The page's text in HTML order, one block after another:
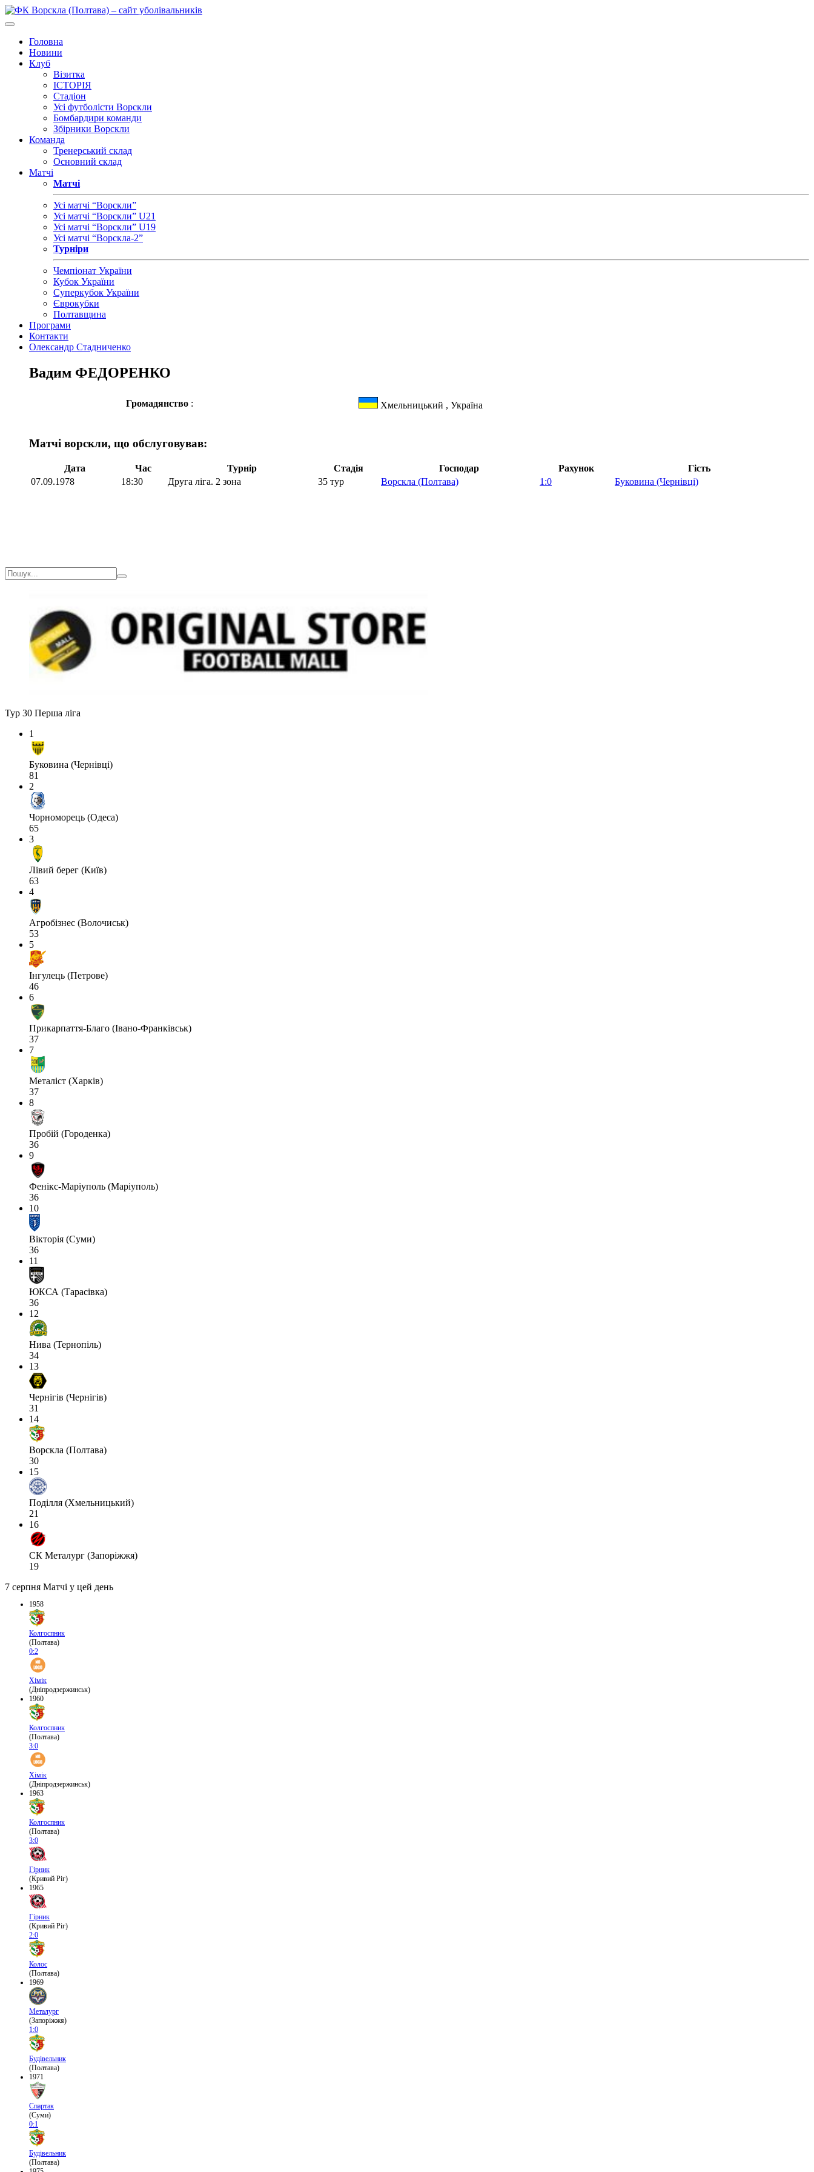
Головна
Новини
Клуб
Візитка
ІСТОРІЯ
Стадіон
Усі футболісти Ворскли
Бомбардири команди
Збірники Ворскли
Команда
Тренерський склад
Основний склад
Матчі
Матчі
Усі матчі “Ворскли”
Усі матчі “Ворскли” U21
Усі матчі “Ворскли” U19
Усі матчі “Ворскла-2”
Турніри
Чемпіонат України
Кубок України
Суперкубок України
Єврокубки
Полтавщина
Програми
Контакти
Олександр Стадниченко
Вадим ФЕДОРЕНКО
Громадянство : Хмельницький , Україна
Матчі ворскли, що обслуговував:
Дата Час Турнір Стадія Господар Рахунок
Гість
07.09.1978
18:30 Друга ліга. 2 зона 35 тур Ворскла (Полтава) 1:0 Буковина (Чернівці)
Тур 30 Перша ліга
1
Буковина (Чернівці)
81
2
Чорноморець (Одеса)
65
3
Лівий берег (Київ)
63
4
Агробізнес (Волочиськ)
53
5
Інгулець (Петрове)
46
6
Прикарпаття-Благо (Івано-Франківськ)
37
7
Металіст (Харків)
37
8
Пробій (Городенка)
36
9
Фенікс-Маріуполь (Маріуполь)
36
10
Вікторія (Суми)
36
11
ЮКСА (Тарасівка)
36
12
Нива (Тернопіль)
34
13
Чернігів (Чернігів)
31
14
Ворскла (Полтава)
30
15
Поділля (Хмельницький)
21
16
СК Металург (Запоріжжя)
19
7 серпня Матчі у цей день
1958
Колгоспник
(Полтава)
0:2
Хімік
(Дніпродзержинськ)
1960
Колгоспник
(Полтава)
3:0
Хімік
(Дніпродзержинськ)
1963
Колгоспник
(Полтава)
3:0
Гірник
(Кривий Ріг)
1965
Гірник
(Кривий Ріг)
2:0
Колос
(Полтава)
1969
Металург
(Запоріжжя)
1:0
Будівельник
(Полтава)
1971
Спартак
(Суми)
0:1
Будівельник
(Полтава)